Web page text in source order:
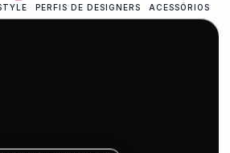
PERFIS DE DESIGNERS ACESSÓRIOS